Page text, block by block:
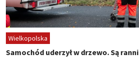
Wielkopolska
Samochód uderzył w drzewo. Są ranni